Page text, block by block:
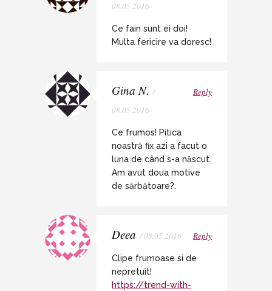
08.05.2016
Ce fain sunt ei doi!
Multa fericire va doresc!
Gina N. /
08.05.2016
Reply
Ce frumos! Pitica
noastră fix azi a facut o
luna de când s-a născut.
Am avut doua motive
de sărbătoare?.
Deea / 08.05.2016 Reply
Clipe frumoase si de
nepretuit!
https://trend-with-